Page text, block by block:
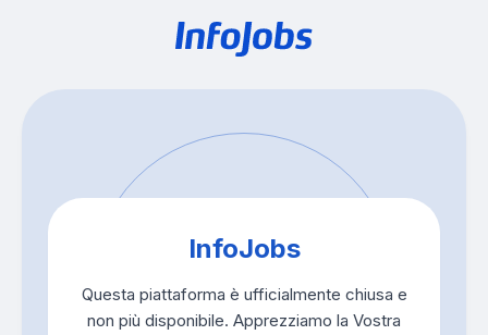
InfoJobs
Questa piattaforma è ufficialmente chiusa e
non più disponibile. Apprezziamo la Vostra